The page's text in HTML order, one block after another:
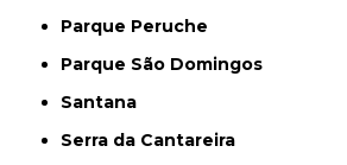
Parque Peruche
Parque São Domingos
Santana
Serra da Cantareira